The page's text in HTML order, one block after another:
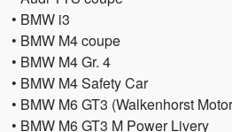
• BMW i3
• BMW M4 coupe
• BMW M4 Gr. 4
• BMW M4 Safety Car
• BMW M6 GT3 (Walkenhorst
• BMW M6 GT3 M Power Livery